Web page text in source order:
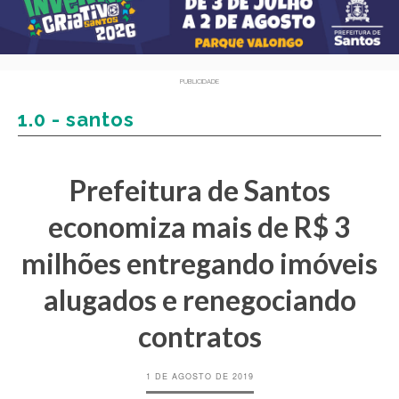
PUBLICIDADE
1.0 - santos
Prefeitura de Santos
economiza mais de R$ 3
milhões entregando imóveis
alugados e renegociando
contratos
1 DE AGOSTO DE 2019